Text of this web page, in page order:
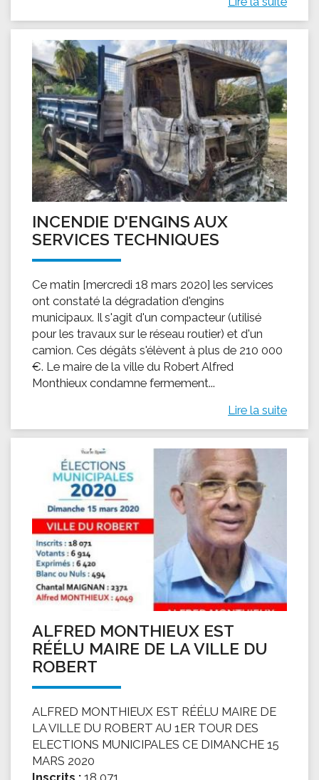
INCENDIE D'ENGINS AUX
SERVICES TECHNIQUES
Ce matin [mercredi 18 mars 2020] les services
ont constaté la dégradation d'engins
municipaux. Il s'agit d'un compacteur (utilisé
pour les travaux sur le réseau routier) et d'un
camion. Ces dégâts s'élèvent à plus de 210 000
€. Le maire de la ville du Robert Alfred
Monthieux condamne fermement...
Lire la suite
ALFRED MONTHIEUX EST
RÉÉLU MAIRE DE LA VILLE DU
ROBERT
ALFRED MONTHIEUX EST RÉÉLU MAIRE DE
LA VILLE DU ROBERT AU 1ER TOUR DES
ELECTIONS MUNICIPALES CE DIMANCHE 15
MARS 2020
Inscrits : 18 071